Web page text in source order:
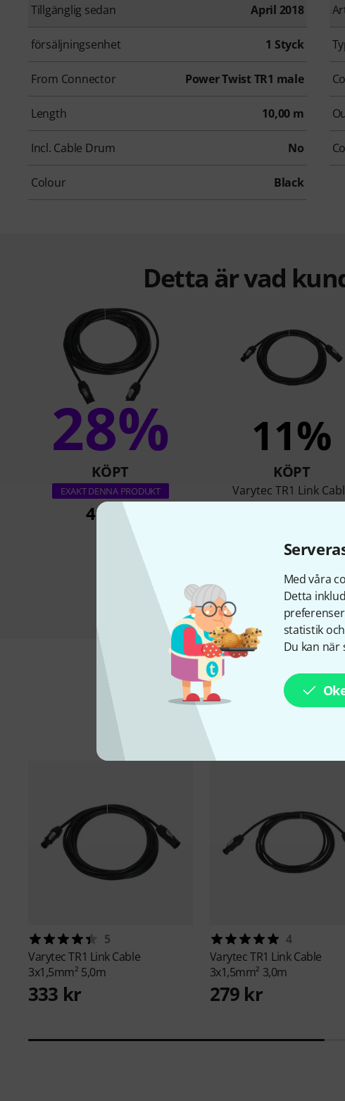
Med våra
Detta
statistik
Du kan när
Tillgänglig sedan April 2018
försäljningsenhet 1 Styck
From Connector Power Twist TR1 male
Length 10,00 m
Incl. Cable Drum No
Colour Black
Detta är vad
28%
KÖPT
EXAKT DENNA PRODUKT
413 kr
11%
KÖPT
Varytec TR1 Link
3x1,5mm² 5,0m
5
VarytecTR1 Link Cable
3x1,5mm² 5,0m
333 kr
4
VarytecTR1 Link Cable
3x1,5mm² 3,0m
279 kr